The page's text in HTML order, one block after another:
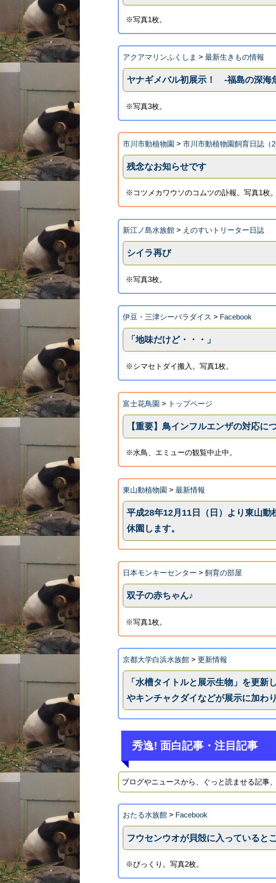
※写真1枚。
アクアマリンふくしま >最新生きもの情報
ヤナギメバル初展示！ -福島の深海
※写真3枚。
市川市動植物園 >市川市動植物園飼育日誌（
残念なお知らせです
※コツメカワウソのコムツの訃報。写真1枚。
新江ノ島水族館 > えのすいトリーター日誌
シイラ再び
※写真3枚。
伊豆・三津シーパラダイス > Facebook
「地味だけど・・・」
※シマセトダイ搬入。写真1枚。
富士花鳥園 > トップページ
【重要】鳥インフルエンザの対応に
※水鳥、エミューの観覧中止中。
東山動植物園 >最新情報
平成28年12月11日（日）より東山動
休園します。
日本モンキーセンター >飼育の部屋
双子の赤ちゃん♪
※写真1枚。
京都大学白浜水族館 >更新情報
「水槽タイトルと展示生物」を更新
やキンチャクダイなどが展示に加わり
秀逸! 面白記事・注目記事
ブログやニュースから、ぐっと読ませる記事
おたる水族館 > Facebook
フウセンウオが貝殻に入っていると
※びっくり。写真2枚。